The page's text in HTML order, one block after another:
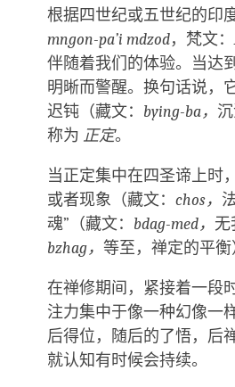
根据四世纪或五世纪的印
mngon-pa’i mdzod，梵文：
伴随着我们的体验。当达
明晰而警醒。换句话说，
迟钝（藏文： bying-ba，
称为 正定。
当正定集中在四圣谛上时
或者现象（藏文： chos，
魂”（藏文： bdag-med， 无
bzhag， 等至，禅定的平衡
在禅修期间，紧接着一段
注力集中于像一种幻像一
后得位，随后的了悟，后
就认知有时候会持续。